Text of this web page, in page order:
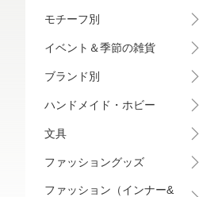
モチーフ別
イベント＆季節の雑貨
ブランド別
ハンドメイド・ホビー
文具
ファッショングッズ
ファッション（インナー&